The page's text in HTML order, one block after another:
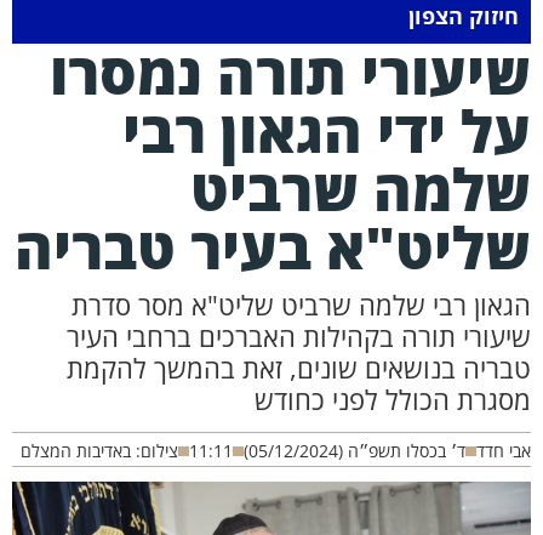
הצפון
תורה נמסרו
ידי הגאון רבי
שרביט
בעיר טבריה
רבי שלמה שרביט שליט"א מסר סדרת
תורה בקהילות האברכים ברחבי העיר
בנושאים שונים, זאת בהמשך להקמת
הכולל לפני כחודש
חדד ד׳ בכסלו תשפ״ה (05/12/2024) 11:11 צילום: באדיבות המצלם